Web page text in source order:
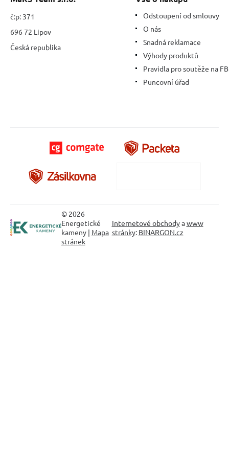
č:p: 371
696 72 Lipov
Česká republika
Odstoupení od smlouvy
O nás
Snadná reklamace
Výhody produktů
Pravidla pro soutěže na FB
Puncovní úřad
© 2026
Energetické
kameny | Mapa
stránek
Internetové obchodyawww
stránky: BINARGON.cz